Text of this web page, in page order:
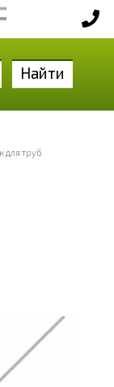
Найти
для труб